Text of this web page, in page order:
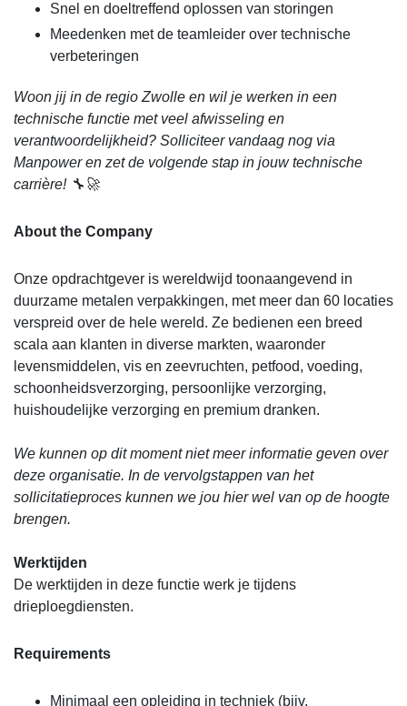
Snel en doeltreffend oplossen van storingen
Meedenken met de teamleider over technische
verbeteringen
Woon jij in de regio Zwolle en wil je werken in een
technische functie met veel afwisseling en
verantwoordelijkheid? Solliciteer vandaag nog via
Manpower en zet de volgende stap in jouw technische
carrière! 🔧🚀
About the Company
Onze opdrachtgever is wereldwijd toonaangevend in
duurzame metalen verpakkingen, met meer dan 60 locaties
verspreid over de hele wereld. Ze bedienen een breed
scala aan klanten in diverse markten, waaronder
levensmiddelen, vis en zeevruchten, petfood, voeding,
schoonheidsverzorging, persoonlijke verzorging,
huishoudelijke verzorging en premium dranken.
We kunnen op dit moment niet meer informatie geven over
deze organisatie. In de vervolgstappen van het
sollicitatieproces kunnen we jou hier wel van op de hoogte
brengen.
Werktijden
De werktijden in deze functie werk je tijdens
drieploegdiensten.
Requirements
Minimaal een opleiding in techniek (bijv.